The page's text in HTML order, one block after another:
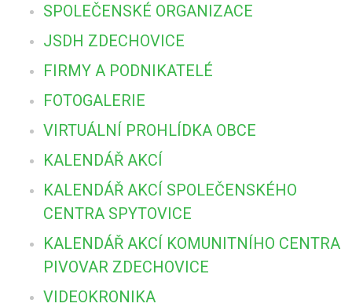
SPOLEČENSKÉ ORGANIZACE
JSDH ZDECHOVICE
FIRMY A PODNIKATELÉ
FOTOGALERIE
VIRTUÁLNÍ PROHLÍDKA OBCE
KALENDÁŘ AKCÍ
KALENDÁŘ AKCÍ SPOLEČENSKÉHO
CENTRA SPYTOVICE
KALENDÁŘ AKCÍ KOMUNITNÍHO CENTRA
PIVOVAR ZDECHOVICE
VIDEOKRONIKA